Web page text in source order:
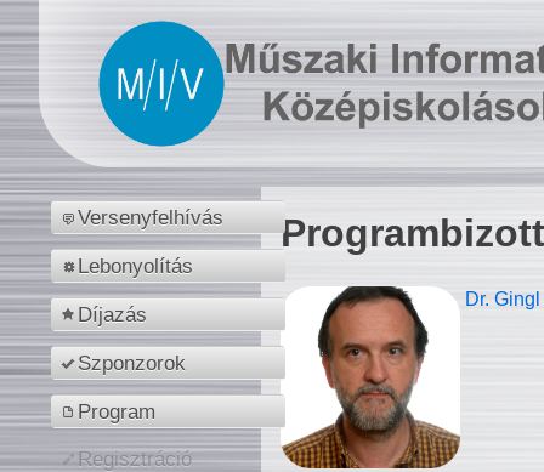
Versenyfelhívás
Lebonyolítás
Díjazás
Szponzorok
Program
Regisztráció
Dr.